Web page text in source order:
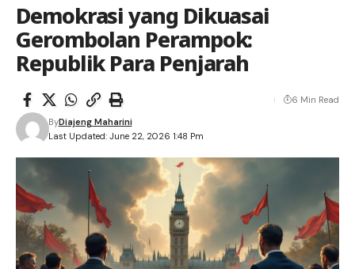
Demokrasi yang Dikuasai
Gerombolan Perampok:
Republik Para Penjarah
Last Updated: June 22, 2026 1:48 Pm
ByDiajeng Maharini
6 Min Read